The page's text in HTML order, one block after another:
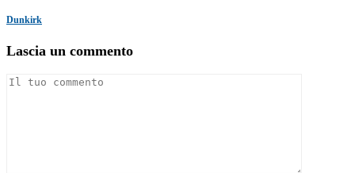
Dunkirk
Lascia un commento